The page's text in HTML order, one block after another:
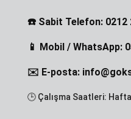
☎️ Sabit Telefon: 0212
📱 Mobil / WhatsApp:
✉️ E-posta:
🕒 Çalışma Saatleri: